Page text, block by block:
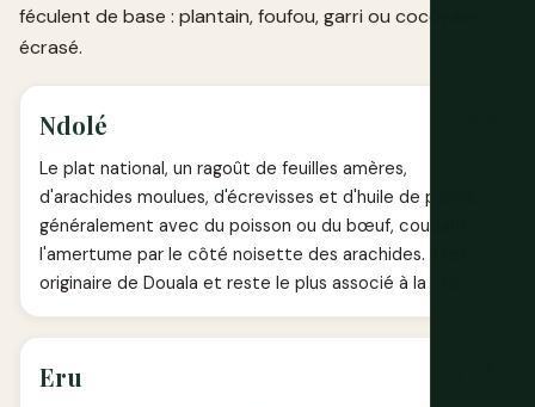
féculent de base : plantain, foufou, garri ou cocoyam
écrasé.
Ndolé
Le plat national, un ragoût de feuilles amères,
d'arachides moulues, d'écrevisses et d'huile de palme,
généralement avec du poisson ou du bœuf, coupant
l'amertume par le côté noisette des arachides. Il est
originaire de Douala et reste le plus associé à la ville.
Eru